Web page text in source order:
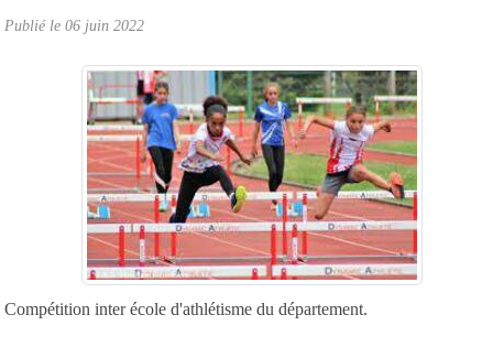
Publié le 06 juin 2022
Compétition inter école d'athlétisme du département.